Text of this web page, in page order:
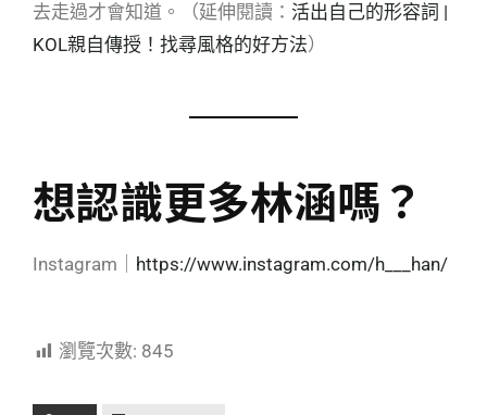
去走過才會知道。（延伸閱讀： 活出自己的形容詞 |
KOL親自傳授！找尋風格的好方法）
想認識更多林涵嗎？
Instagram｜ https://www.instagram.com/h___han/
瀏覽次數: 845